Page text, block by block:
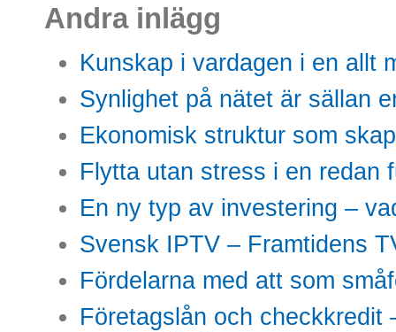
Andra inlägg
Kunskap i vardagen i en allt
Synlighet på nätet är sällan
Ekonomisk struktur som
Flytta utan stress i en redan
En ny typ av investering –
Svensk IPTV – Framtidens
Fördelarna med att som
Företagslån och checkkredit